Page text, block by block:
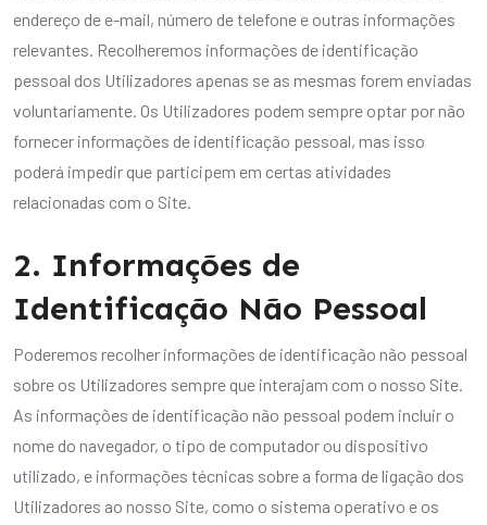
endereço de e-mail, número de telefone e outras informações
relevantes. Recolheremos informações de identificação
pessoal dos Utilizadores apenas se as mesmas forem enviadas
voluntariamente. Os Utilizadores podem sempre optar por não
fornecer informações de identificação pessoal, mas isso
poderá impedir que participem em certas atividades
relacionadas com o Site.
2. Informações de
Identificação Não Pessoal
Poderemos recolher informações de identificação não pessoal
sobre os Utilizadores sempre que interajam com o nosso Site.
As informações de identificação não pessoal podem incluir o
nome do navegador, o tipo de computador ou dispositivo
utilizado, e informações técnicas sobre a forma de ligação dos
Utilizadores ao nosso Site, como o sistema operativo e os